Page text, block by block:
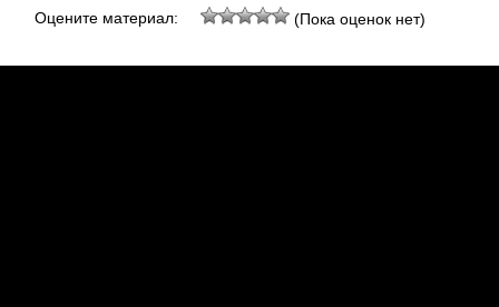
Оцените материал: (Пока оценок нет)